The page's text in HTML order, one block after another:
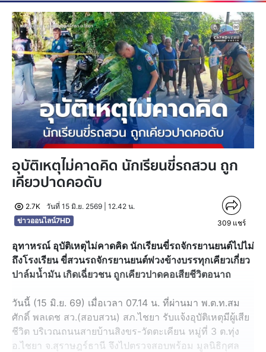
อุบัติเหตุไม่คาดคิด นักเรียนขี่รถสวน ถูก
เคียวปาดคอดับ
2.7K
วันที่ 15 มิ.ย. 2569 | 12.42 น.
ข่าวออนไลน์7HD
309 แชร์
อุทาหรณ์ อุบัติเหตุไม่คาดคิด นักเรียนขี่รถจักรยานยนต์ไปไม่
ถึงโรงเรียน ขี่สวนรถจักรยานยนต์พ่วงข้างบรรทุกเคียวเกี่ยว
ปาล์มน้ำมัน เกิดเฉี่ยวชน ถูกเคียวปาดคอเสียชีวิตอนาถ
วันนี้ (15 มิ.ย. 69) เมื่อเวลา 07.14 น. ที่ผ่านมา พ.ต.ท.สม
ศักดิ์ พลเดช สว.(สอบสวน) สภ.ไชยา รับแจ้งอุบัติเหตุมีผู้เสีย
ชีวิต บริเวณถนนสายบ้านสิงขร-วัดตะเคียน หมู่ที่ 3 ต.ทุ่ง
อ.ไชยา จ.สุราษฎร์ธานี จึงไปตรวจสอบพร้อม มูลนิธิกุศล